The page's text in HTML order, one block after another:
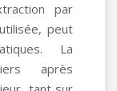
par
peut
La
après